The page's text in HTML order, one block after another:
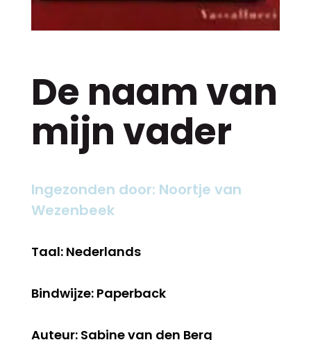
De naam van
mijn vader
Ingezonden door: Noortje van
Wezenbeek
Taal: Nederlands
Bindwijze: Paperback
Auteur: Sabine van den Berg